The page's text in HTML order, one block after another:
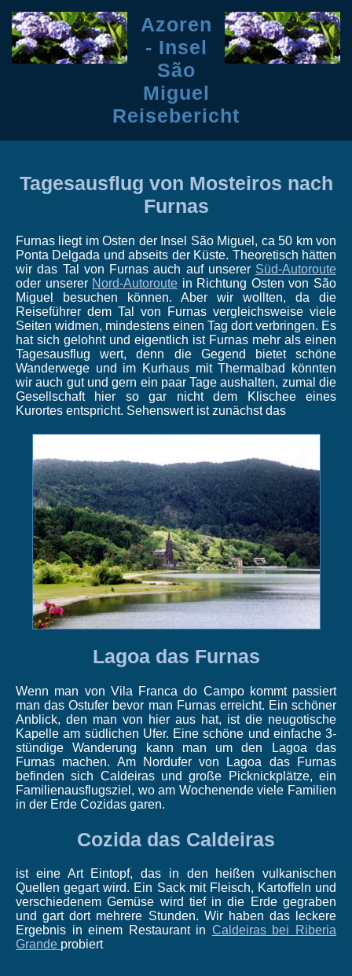
Azoren
- Insel
São
Miguel
Reisebericht
Tagesausflug von Mosteiros nach
Furnas
Furnas liegt im Osten der Insel São Miguel, ca 50 km von
Ponta Delgada und abseits der Küste. Theoretisch hätten
wir das Tal von Furnas auch auf unserer Süd-Autoroute
oder unserer Nord-Autoroute in Richtung Osten von São
Miguel besuchen können. Aber wir wollten, da die
Reiseführer dem Tal von Furnas vergleichsweise viele
Seiten widmen, mindestens einen Tag dort verbringen. Es
hat sich gelohnt und eigentlich ist Furnas mehr als einen
Tagesausflug wert, denn die Gegend bietet schöne
Wanderwege und im Kurhaus mit Thermalbad könnten
wir auch gut und gern ein paar Tage aushalten, zumal die
Gesellschaft hier so gar nicht dem Klischee eines
Kurortes entspricht. Sehenswert ist zunächst das
Lagoa das Furnas
Wenn man von Vila Franca do Campo kommt passiert
man das Ostufer bevor man Furnas erreicht. Ein schöner
Anblick, den man von hier aus hat, ist die neugotische
Kapelle am südlichen Ufer. Eine schöne und einfache 3-
stündige Wanderung kann man um den Lagoa das
Furnas machen. Am Nordufer von Lagoa das Furnas
befinden sich Caldeiras und große Picknickplätze, ein
Familienausflugsziel, wo am Wochenende viele Familien
in der Erde Cozidas garen.
Cozida das Caldeiras
ist eine Art Eintopf, das in den heißen vulkanischen
Quellen gegart wird. Ein Sack mit Fleisch, Kartoffeln und
verschiedenem Gemüse wird tief in die Erde gegraben
und gart dort mehrere Stunden. Wir haben das leckere
Ergebnis in einem Restaurant in Caldeiras bei Riberia
Grande probiert